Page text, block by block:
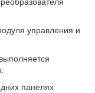
управления и
панелях